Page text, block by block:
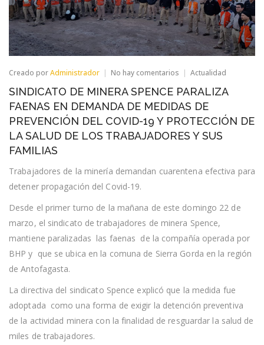
Creado porAdministrador No hay comentarios en
DE
MINERA
SPENCE
PARALIZA
FAENAS
EN
MEDIDAS
DEL
COVID-
19
PROTECCIÓN
DE
LOS
TRABAJADORES
SUS
Actualidad
SINDICATO DE MINERA SPENCE PARALIZA
FAENAS EN DEMANDA DE MEDIDAS DE
PREVENCIÓN DEL COVID-19 Y PROTECCIÓN DE
LA SALUD DE LOS TRABAJADORES Y SUS
FAMILIAS
Trabajadores de la minería demandan cuarentena efectiva para
detener propagación del Covid-19.
Desde el primer turno de la mañana de este domingo 22 de
marzo, el sindicato de trabajadores de minera Spence,
mantiene paralizadas las faenas de la compañía operada por
BHP y que se ubica en la comuna de Sierra Gorda en la región
de Antofagasta.
La directiva del sindicato Spence explicó que la medida fue
adoptada como una forma de exigir la detención preventiva
de la actividad minera con la finalidad de resguardar la salud de
miles de trabajadores.